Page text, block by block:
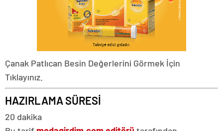
Çanak Patlıcan Besin Değerlerini Görmek İçin
Tıklayınız.
HAZIRLAMA SÜRESİ
20 dakika